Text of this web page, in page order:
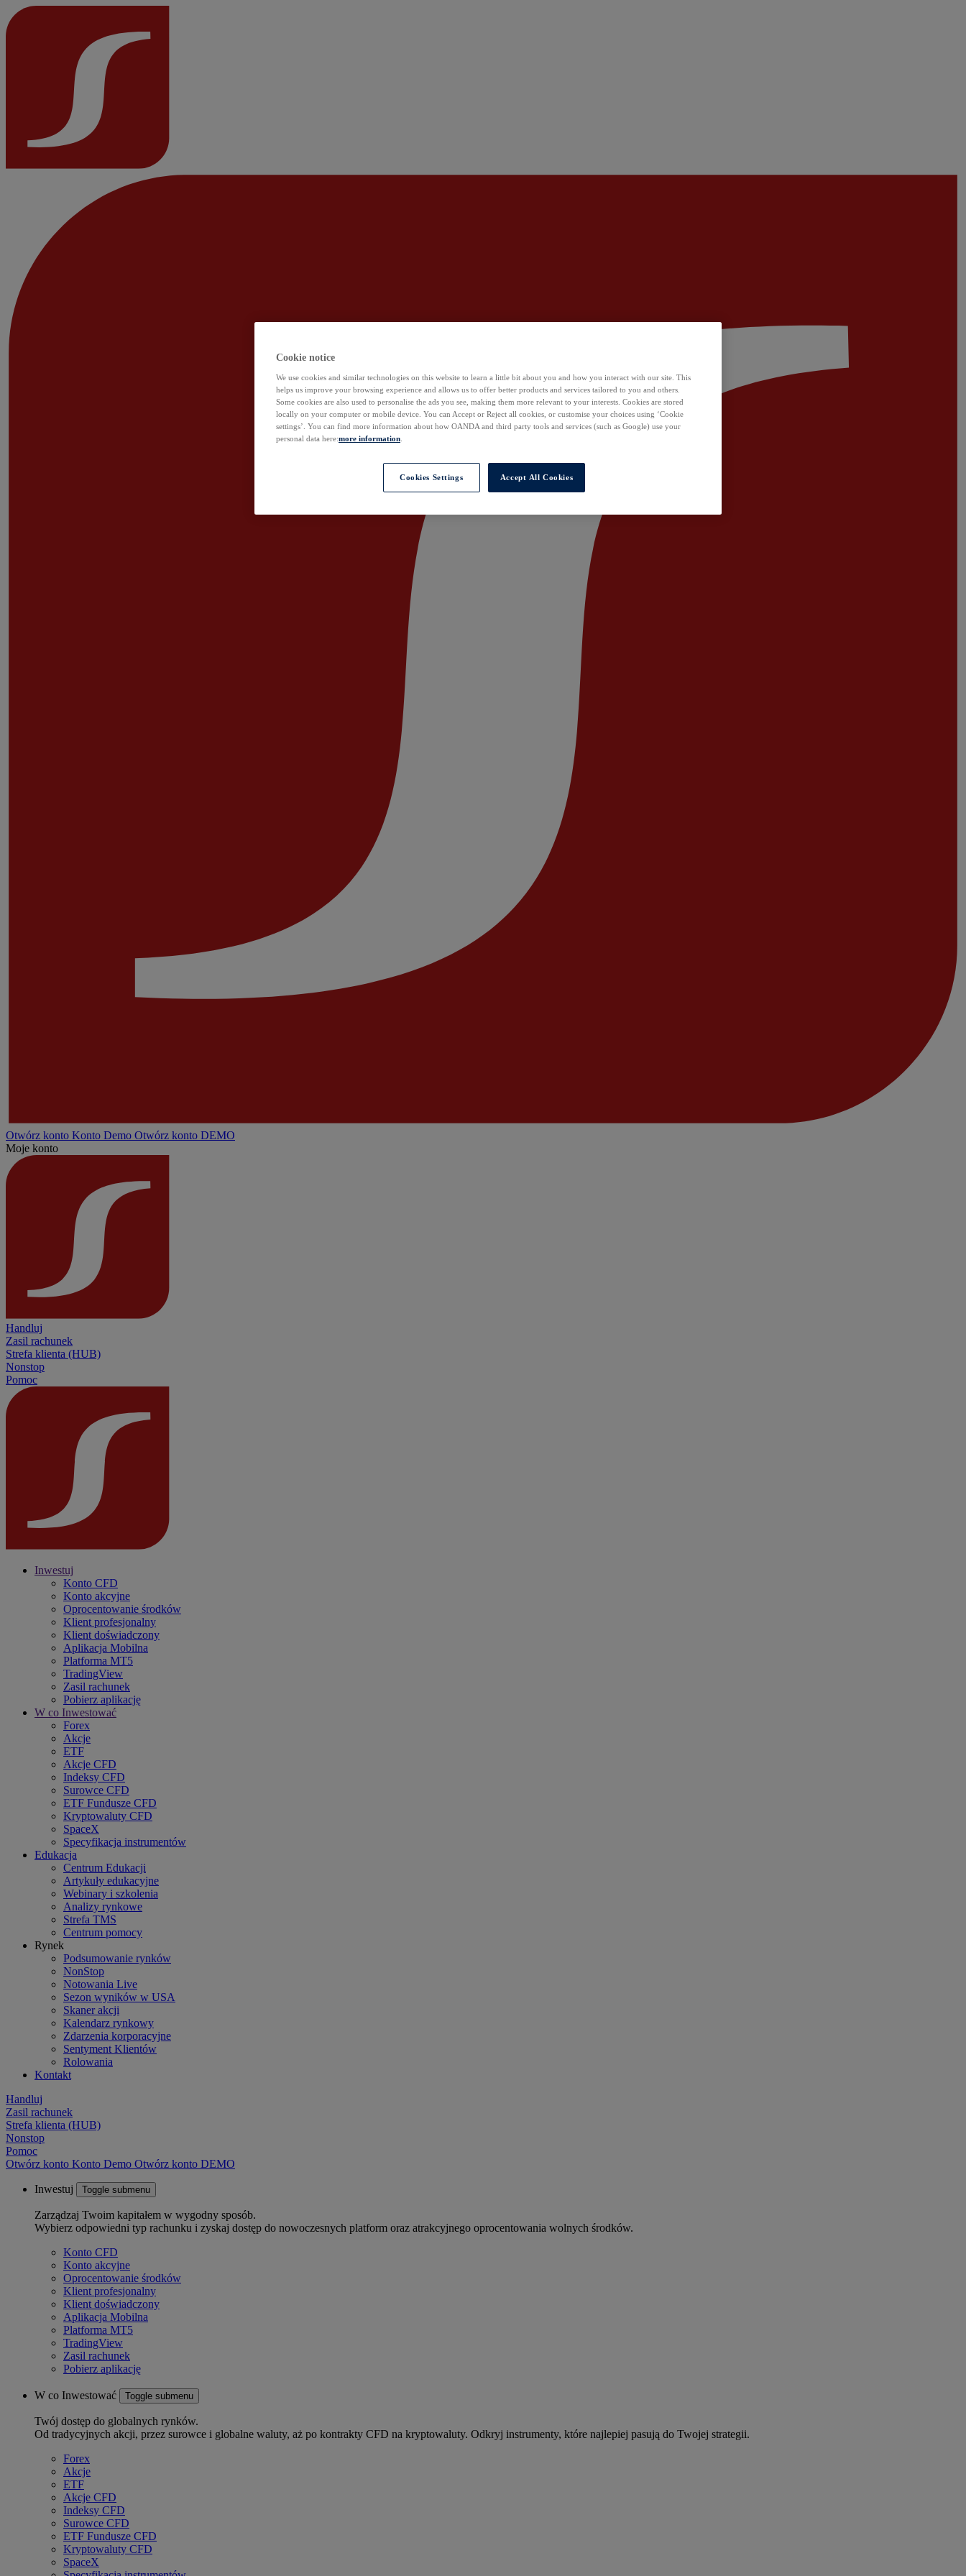
Otwórz konto Konto Demo Otwórz konto DEMO
Moje konto
Handluj
Zasil rachunek
Strefa klienta (HUB)
Nonstop
Pomoc
Inwestuj
Konto CFD
Konto akcyjne
Oprocentowanie środków
Klient profesjonalny
Klient doświadczony
Aplikacja Mobilna
Platforma MT5
TradingView
Zasil rachunek
Pobierz aplikację
W co Inwestować
Forex
Akcje
ETF
Akcje CFD
Indeksy CFD
Surowce CFD
ETF Fundusze CFD
Kryptowaluty CFD
SpaceX
Specyfikacja instrumentów
Edukacja
Centrum Edukacji
Artykuły edukacyjne
Webinary i szkolenia
Analizy rynkowe
Strefa TMS
Centrum pomocy
Rynek
Podsumowanie rynków
NonStop
Notowania Live
Sezon wyników w USA
Skaner akcji
Kalendarz rynkowy
Zdarzenia korporacyjne
Sentyment Klientów
Rolowania
Kontakt
Handluj
Zasil rachunek
Strefa klienta (HUB)
Nonstop
Pomoc
Otwórz konto Konto Demo Otwórz konto DEMO
Inwestuj Toggle submenu
Zarządzaj Twoim kapitałem w wygodny sposób.
Wybierz odpowiedni typ rachunku i zyskaj dostęp do nowoczesnych platform oraz atrakcyjnego oprocentowania wolnych środków.
Konto CFD
Konto akcyjne
Oprocentowanie środków
Klient profesjonalny
Klient doświadczony
Aplikacja Mobilna
Platforma MT5
TradingView
Zasil rachunek
Pobierz aplikację
W co Inwestować Toggle submenu
Twój dostęp do globalnych rynków.
Od tradycyjnych akcji, przez surowce i globalne waluty, aż po kontrakty CFD na kryptowaluty. Odkryj instrumenty, które najlepiej pasują do Twojej strategii.
Forex
Akcje
ETF
Akcje CFD
Indeksy CFD
Surowce CFD
ETF Fundusze CFD
Kryptowaluty CFD
SpaceX
Cookie notice
We use cookies and similar technologies on this website to learn a little bit about you and how you interact with our site. This
helps us improve your browsing experience and allows us to offer better products and services tailored to you and others.
Some cookies are also used to personalise the ads you see, making them more relevant to your interests. Cookies are stored
locally on your computer or mobile device. You can Accept or Reject all cookies, or customise your choices using ‘Cookie
settings’. You can find more information about how OANDA and third party tools and services (such as Google) use your
personal data here:more information
Cookies Settings Accept All Cookies